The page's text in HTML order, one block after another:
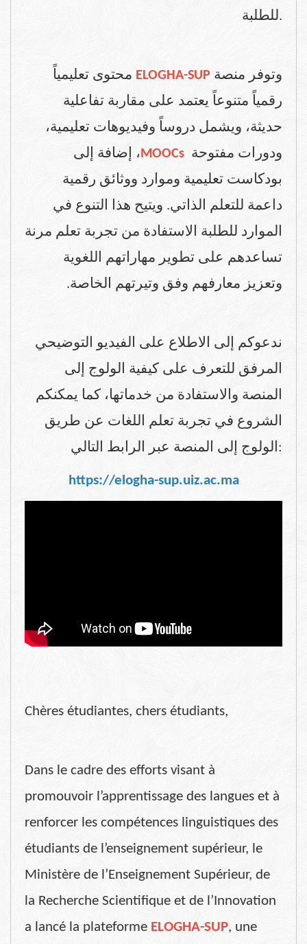
للطلبة.
وتوفر منصة ELOGHA-SUP محتوى تعليمياً
رقمياً متنوعاً يعتمد على مقاربة تفاعلية
حديثة، ويشمل دروساً وفيديوهات تعليمية،
ودورات مفتوحة MOOCs، إضافة إلى
بودكاست تعليمية وموارد ووثائق رقمية
داعمة للتعلم الذاتي. ويتيح هذا التنوع في
الموارد للطلبة الاستفادة من تجربة تعلم مرنة
تساعدهم على تطوير مهاراتهم اللغوية
وتعزيز معارفهم وفق وتيرتهم الخاصة.
ندعوكم إلى الاطلاع على الفيديو التوضيحي
المرفق للتعرف على كيفية الولوج إلى
المنصة والاستفادة من خدماتها، كما يمكنكم
الشروع في تجربة تعلم اللغات عن طريق
الولوج إلى المنصة عبر الرابط التالي :
https://elogha-sup.uiz.ac.ma
Chères étudiantes, chers étudiants,
Dans le cadre des efforts visant à
promouvoir l’apprentissage des langues et à
renforcer les compétences linguistiques des
étudiants de l’enseignement supérieur, le
Ministère de l’Enseignement Supérieur, de
la Recherche Scientifique et de l’Innovation
a lancé la plateforme ELOGHA-SUP, une